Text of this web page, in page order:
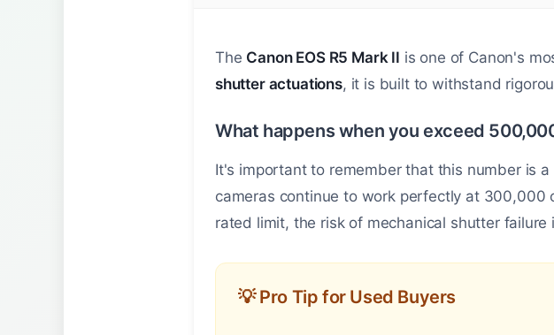
The Canon EOS R5 Mark II is one of Canon's
shutter actuations, it is built to withstand
What happens when you exceed
It's important to remember that this number is a
cameras continue to work perfectly at 300,000
rated limit, the risk of mechanical shutter failure
💡 Pro Tip for Used Buyers